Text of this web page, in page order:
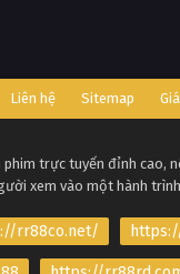
Liên hệ Sitemap
phim trực tuyến đỉnh cao,
xem vào một hành
rr88co.net/